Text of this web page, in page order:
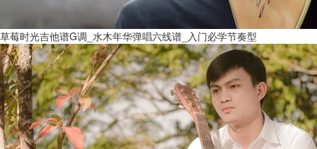
草莓时光吉他谱G调_水木年华弹唱六线谱_入门必学节奏型